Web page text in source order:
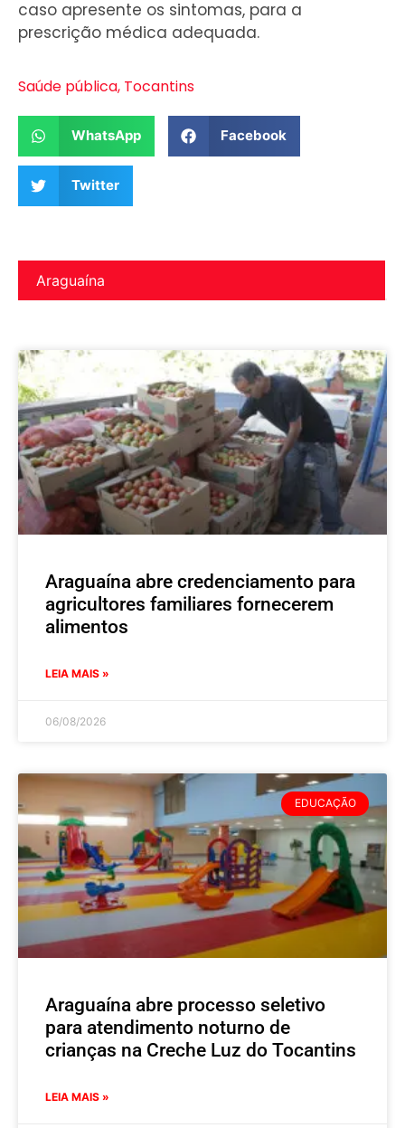
caso apresente os sintomas, para a
prescrição médica adequada.
Saúde pública, Tocantins
WhatsApp Facebook
Twitter
Araguaína
Araguaína abre credenciamento para
agricultores familiares fornecerem
alimentos
LEIA MAIS »
06/08/2026
EDUCAÇÃO
Araguaína abre processo seletivo
para atendimento noturno de
crianças na Creche Luz do Tocantins
LEIA MAIS »